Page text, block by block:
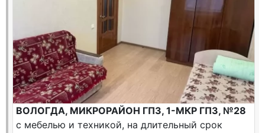
ВОЛОГДА, МИКРОРАЙОН ГПЗ, 1-МКР ГПЗ, №28
с мебелью и техникой, на длительный срок